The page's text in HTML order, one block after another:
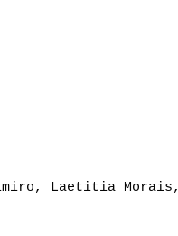
Laetitia Morais,